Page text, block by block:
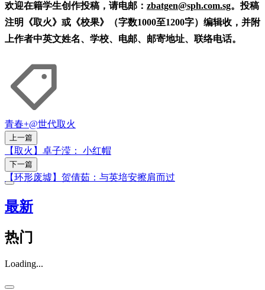
欢迎在籍学生创作投稿，请电邮： zbatgen@sph.com.sg。投稿
注明《取火》或《校果》（字数1000至1200字）编辑收，并附
上作者中英文姓名、学校、电邮、邮寄地址、联络电话。
青春+@世代取火
上一篇
【取火】卓子滢： 小红帽
下一篇
【环形废墟】贺倩茹：与英培安擦肩而过
最新
热门
Loading...